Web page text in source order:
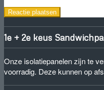
1e + 2e keus
Onze isolatiepanelen zijn te
voorradig. Deze kunnen op